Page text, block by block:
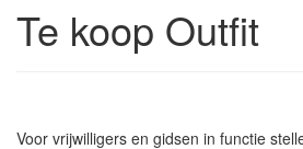
Te koop Outfit
Voor vrijwilligers en gidsen in functie